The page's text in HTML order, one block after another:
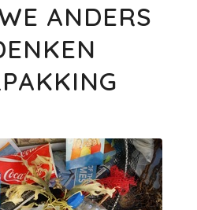
ANDERS